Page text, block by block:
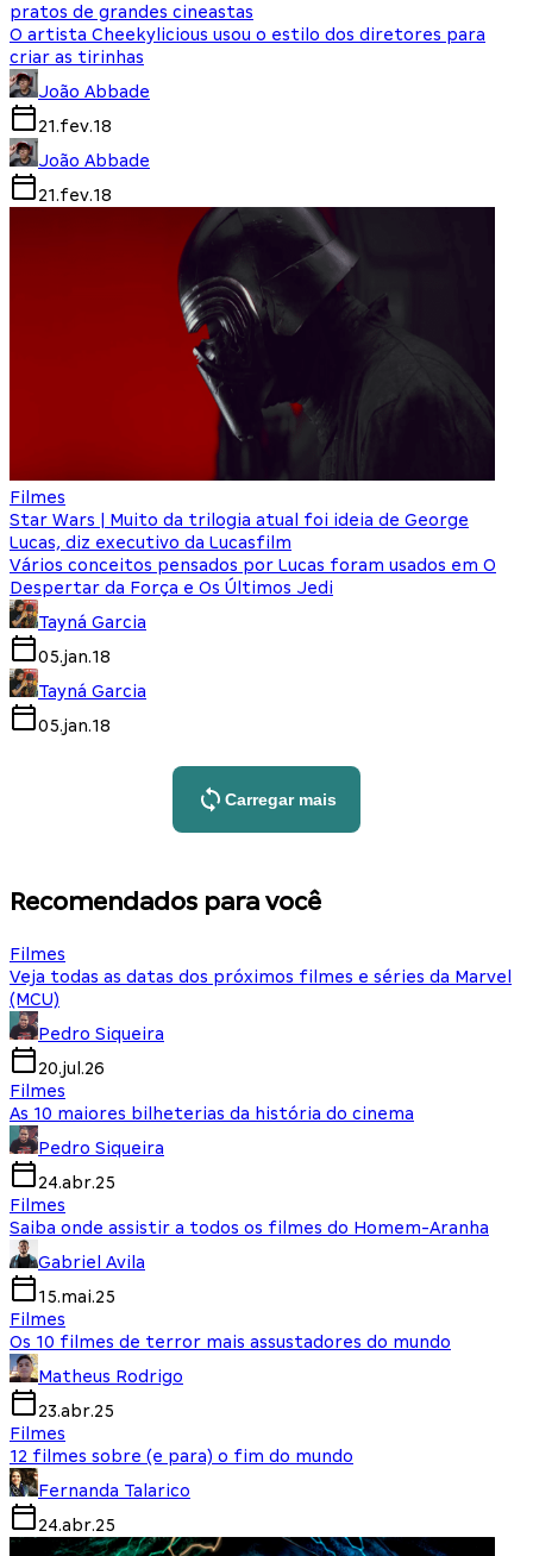
pratos de grandes cineastas
O artista Cheekylicious usou o estilo dos diretores para
criar as tirinhas
João Abbade
21.fev.18
João Abbade
21.fev.18
Filmes
Star Wars | Muito da trilogia atual foi ideia de George
Lucas, diz executivo da Lucasfilm
Vários conceitos pensados por Lucas foram usados em O
Despertar da Força e Os Últimos Jedi
Tayná Garcia
05.jan.18
Tayná Garcia
05.jan.18
Carregar mais
Recomendados para você
Filmes
Veja todas as datas dos próximos filmes e séries da Marvel
(MCU)
Pedro Siqueira
20.jul.26
Filmes
As 10 maiores bilheterias da história do cinema
Pedro Siqueira
24.abr.25
Filmes
Saiba onde assistir a todos os filmes do Homem-Aranha
Gabriel Avila
15.mai.25
Filmes
Os 10 filmes de terror mais assustadores do mundo
Matheus Rodrigo
23.abr.25
Filmes
12 filmes sobre (e para) o fim do mundo
Fernanda Talarico
24.abr.25